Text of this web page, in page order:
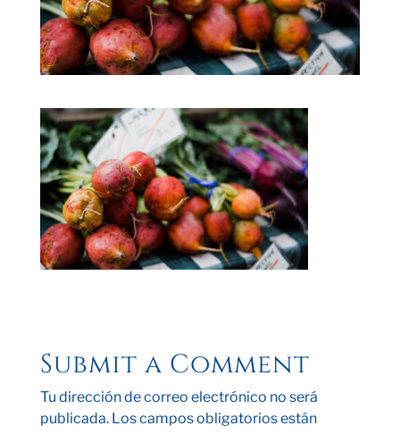
Submit a Comment
Tu dirección de correo electrónico no será
publicada. Los campos obligatorios están